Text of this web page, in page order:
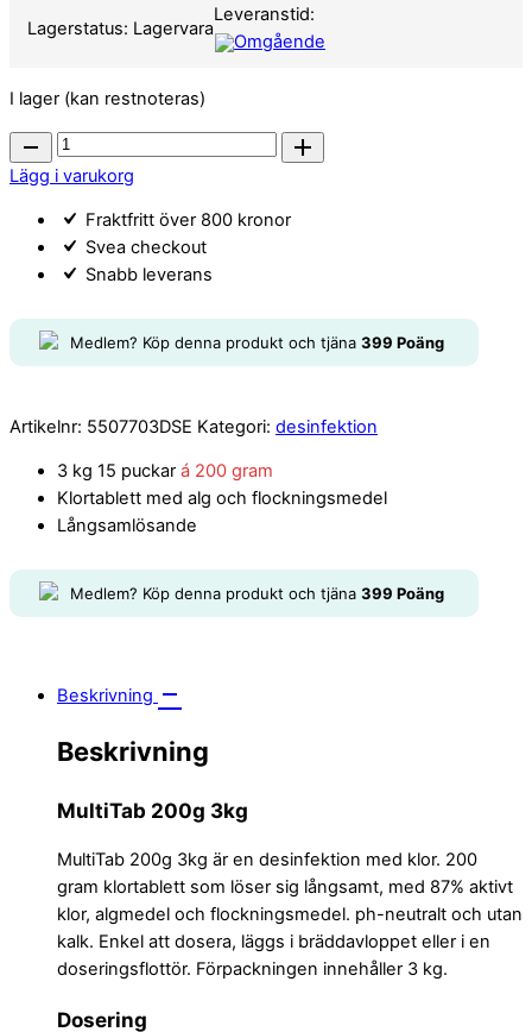
quantity
Lagerstatus: Lagervara
Leveranstid:
Omgående
I lager (kan restnoteras)
MultiTab
200g
quantity
Lägg i varukorg
Fraktfritt över 800 kronor
Svea checkout
Snabb leverans
Medlem? Köp denna produkt och tjäna 399 Poäng
Artikelnr: 5507703DSE Kategori: desinfektion
3 kg 15 puckar á 200 gram
Klortablett med alg och flockningsmedel
Långsamlösande
Medlem? Köp denna produkt och tjäna 399 Poäng
Beskrivning
Beskrivning
MultiTab 200g 3kg
MultiTab 200g 3kg är en desinfektion med klor. 200
gram klortablett som löser sig långsamt, med 87% aktivt
klor, algmedel och flockningsmedel. ph-neutralt och utan
kalk. Enkel att dosera, läggs i bräddavloppet eller i en
doseringsflottör. Förpackningen innehåller 3 kg.
Dosering